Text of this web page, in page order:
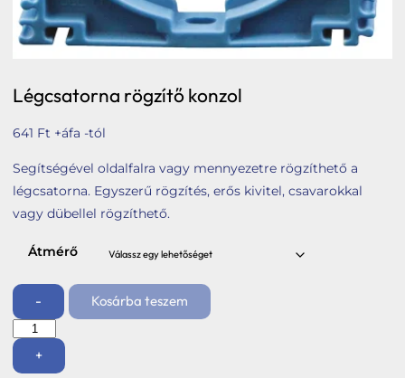
Tetőbiztonsági rendszerek
Komforttechnika
Hírek
Webshop
Kapcsolat
Belépés / Regisztráció
Kosár
Légcsatorna rögzítő konzol
641 Ft +áfa -tól
Segítségével oldalfalra vagy mennyezetre rögzíthető a
légcsatorna. Egyszerű rögzítés, erős kivitel, csavarokkal
vagy dübellel rögzíthető.
Átmérő
-
Légcsatorna
rögzítő
konzol
mennyiség
+
Kosárba teszem